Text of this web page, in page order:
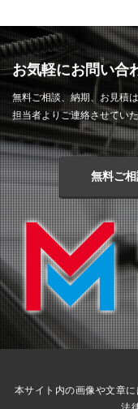
お気軽にお問い合
無料ご相談、納期、お見積
担当者よりご連絡させていた
無料ご
本サイト内の画像や文章